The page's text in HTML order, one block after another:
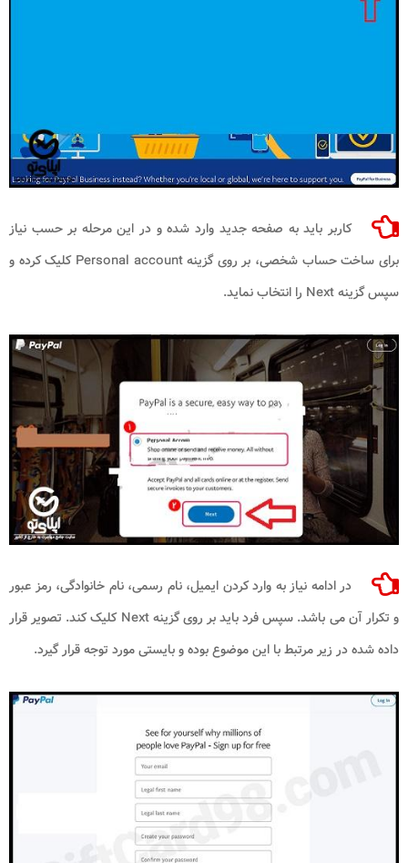
کاربر باید به صفحه جدید وارد شده و در این مرحله بر حسب نیاز
برای ساخت حساب شخصی، بر روی گزینهPersonal account کلیک کرده و
سپس گزینهNext را انتخاب نماید.
در ادامه نیاز به وارد کردن ایمیل، نام رسمی، نام خانوادگی، رمز عبور
و تکرار آن می باشد. سپس فرد باید بر روی گزینهNext کلیک کند. تصویر قرار
داده شده در زیر مرتبط با این موضوع بوده و بایستی مورد توجه قرار گیرد.